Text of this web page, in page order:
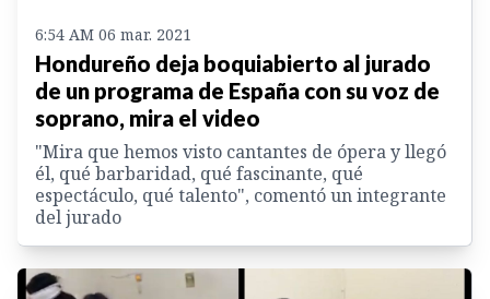
6:54 AM 06 mar. 2021
Hondureño deja boquiabierto al jurado
de un programa de España con su voz de
soprano, mira el video
"Mira que hemos visto cantantes de ópera y llegó
él, qué barbaridad, qué fascinante, qué
espectáculo, qué talento", comentó un integrante
del jurado